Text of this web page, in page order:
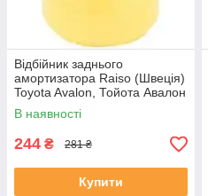
Відбійник заднього
амортизатора Raiso (Швеція)
Toyota Avalon, Тойота Авалон
12 - #RK48341 UAMXWIV4
В наявності
244 ₴ 281 ₴
Купити